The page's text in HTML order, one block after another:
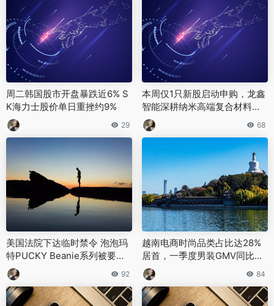
周二韩国股市开盘暴跌近6% S
K海力士股价单日重挫约9%
29
本周仅1只新股启动申购，龙鑫
智能深耕纳米高端复合材料赛
道
68
美国法院下达临时禁令 泡泡玛
特PUCKY Beanie系列被要求
立即停售
92
越南电商时尚品类占比达28%
居首，一季度男装GMV同比暴
涨150%
84